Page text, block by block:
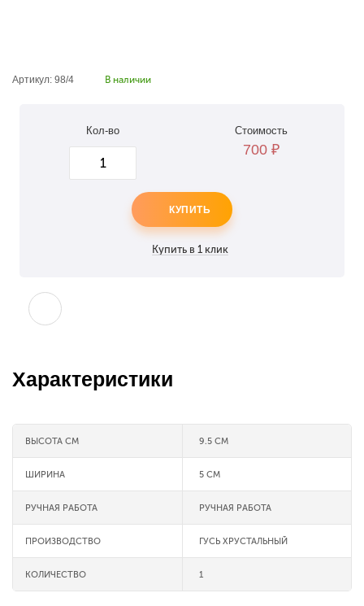
Артикул: 98/4 В наличии
Кол-во Стоимость
700 ₽
КУПИТЬ
Характеристики
ВЫСОТА СМ 9.5 СМ
ШИРИНА 5 СМ
РУЧНАЯ РАБОТА РУЧНАЯ РАБОТА
ПРОИЗВОДСТВО ГУСЬ ХРУСТАЛЬНЫЙ
КОЛИЧЕСТВО 1